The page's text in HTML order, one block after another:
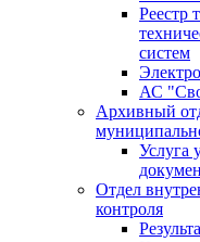
Реестр
систем
АС
Архивный
Услуга
Отдел
контроля